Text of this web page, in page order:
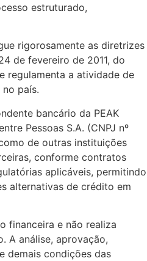
estruturado,
rigorosamente as diretrizes
de fevereiro de 2011, do
regulamenta a atividade de
país.
bancário da PEAK
Pessoas S.A. (CNPJ nº
de outras instituições
conforme contratos
aplicáveis, permitindo
alternativas de crédito em
financeira e não realiza
A análise, aprovação,
demais condições das